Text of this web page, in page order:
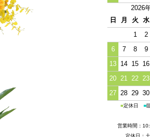
2026
日
月 火 水
1
2
6
7 8 9
13 14 15 16
20 21 22 23
27 28 29 30
■定休日 ■
営業時間：
定休日：